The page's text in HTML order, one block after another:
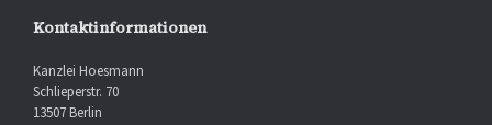
Kontaktinformationen
Kanzlei Hoesmann
Schlieperstr. 70
13507 Berlin